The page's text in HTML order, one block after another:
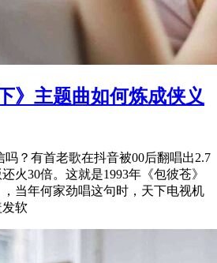
》主题曲如何炼成侠义
吗？有首老歌在抖音被00后翻唱出2.7
火30倍。这就是1993年《包彼苍》
当年何家劲唱这句时，天下电视机
软